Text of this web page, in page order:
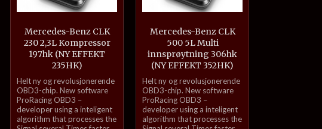
Mercedes-Benz CLK
230 2,3L Kompressor
197hk (NY EFFEKT
235HK)
inkl.
mva.
Helt ny og revolusjonerende
OBD3-chip. New software
ProRacing OBD3 –
developer using a inteligent
algorithm that processes the
Mercedes-Benz CLK
500 5L Multi
innsprøytning 306hk
(NY EFFEKT 352HK)
inkl.
mva.
Helt ny og revolusjonerende
OBD3-chip. New software
ProRacing OBD3 –
developer using a inteligent
algorithm that processes the